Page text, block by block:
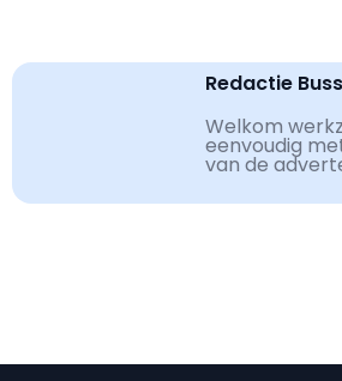
Redactie
Welkom
eenvoudig
van de